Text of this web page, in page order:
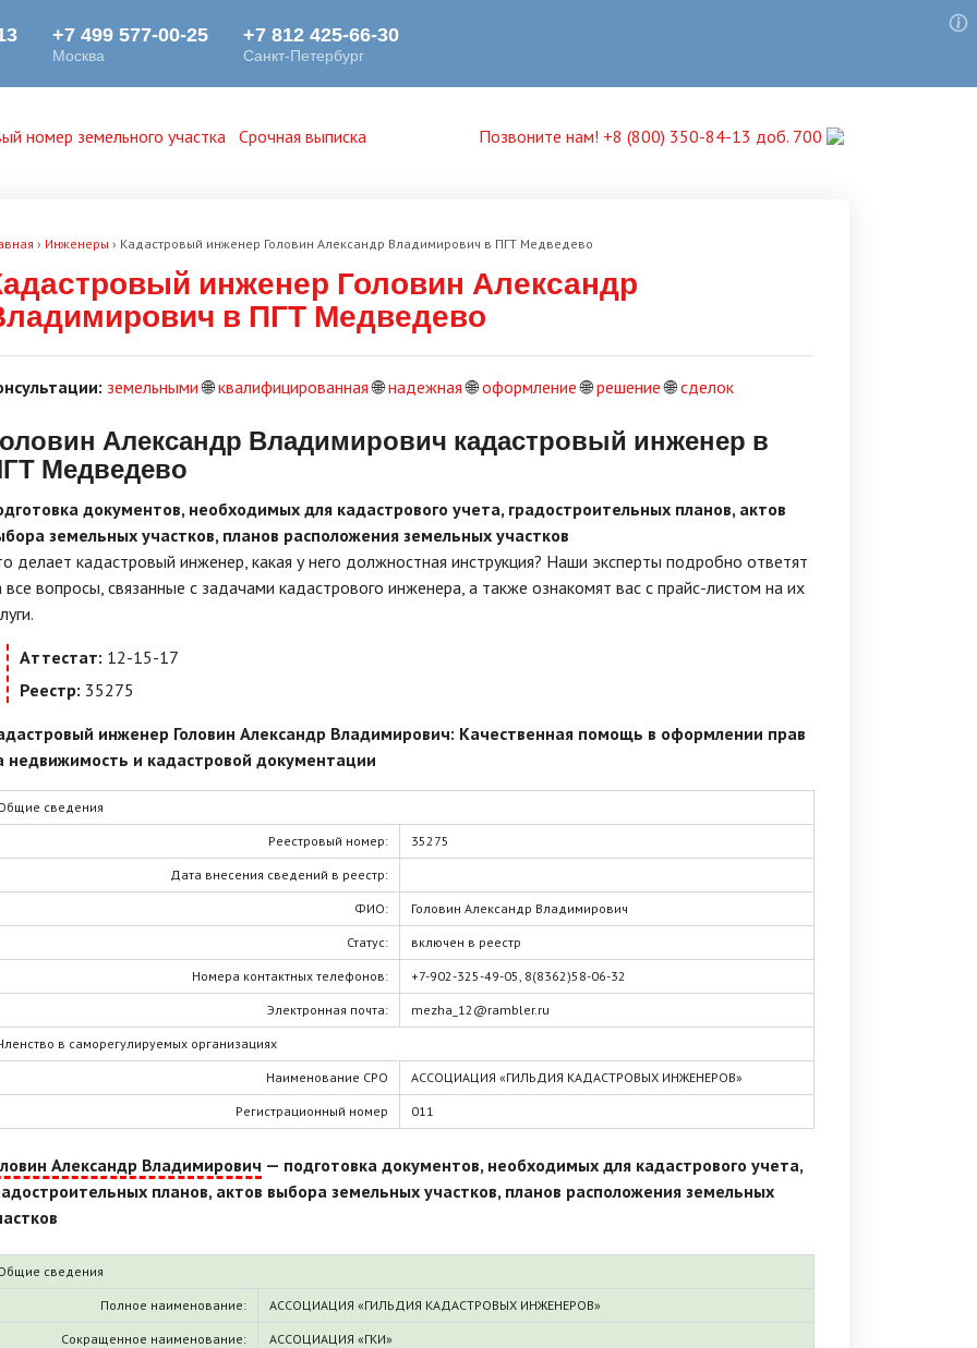
номер земельного участка Срочная выписка Позвоните нам! +8 (800) 350-84-13 доб. 700
› Инженеры › Кадастровый инженер Головин Александр Владимирович в ПГТ Медведево
инженер Головин Александр
в ПГТ Медведево
земельными🌐квалифицированная🌐надежная🌐оформление🌐решение🌐сделок
Александр Владимирович кадастровый инженер в
Медведево
документов, необходимых для кадастрового учета, градостроительных планов, актов
земельных участков, планов расположения земельных участков
делает кадастровый инженер, какая у него должностная инструкция? Наши эксперты подробно ответят
все вопросы, связанные с задачами кадастрового инженера, а также ознакомят вас с прайс-листом на их
Аттестат: 12-15-17
Реестр: 35275
инженер Головин Александр Владимирович: Качественная помощь в оформлении прав
недвижимость и кадастровой документации
сведения
Реестровый номер: 35275
Дата внесения сведений в реестр:
ФИО: Головин Александр Владимирович
Статус: включен в реестр
Номера контактных телефонов: +7-902-325-49-05, 8(8362)58-06-32
Электронная почта: mezha_12@rambler.ru
в саморегулируемых организациях
Наименование СРО АССОЦИАЦИЯ «ГИЛЬДИЯ КАДАСТРОВЫХ ИНЖЕНЕРОВ»
Регистрационный номер 011
Александр Владимирович — подготовка документов, необходимых для кадастрового учета,
планов, актов выбора земельных участков, планов расположения земельных
сведения
Полное наименование: АССОЦИАЦИЯ «ГИЛЬДИЯ КАДАСТРОВЫХ ИНЖЕНЕРОВ»
Сокращенное наименование: АССОЦИАЦИЯ «ГКИ»